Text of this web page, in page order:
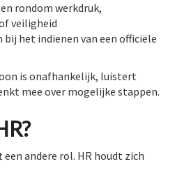
rondom werkdruk,
veiligheid
bij het indienen van een officiële
is onafhankelijk, luistert
mee over mogelijke stappen.
andere rol. HR houdt zich